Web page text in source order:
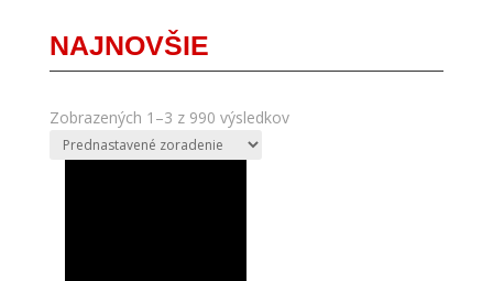
NAJNOVŠIE
Zobrazených 1–3 z 990 výsledkov